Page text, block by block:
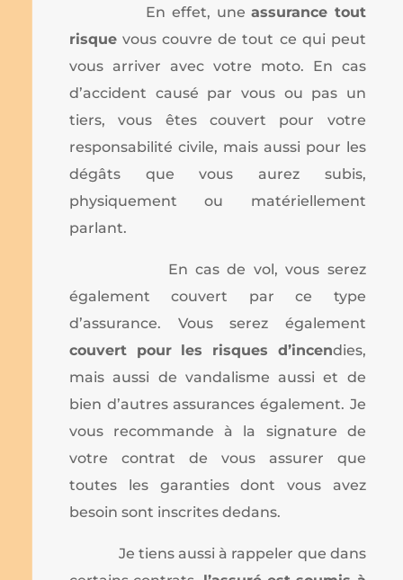
En effet, uneassurance tout
risque vous couvre de tout ce qui peut
vous arriver avec votre moto. En cas
d’accident causé par vous ou pas un
tiers, vous êtes couvert pour votre
responsabilité civile, mais aussi pour les
dégâts que vous aurez subis,
physiquement ou matériellement
parlant.
En cas de vol, vous serez
également couvert par ce type
d’assurance. Vous serez également
couvert pour les risques d’incendies,
mais aussi de vandalisme aussi et de
bien d’autres assurances également. Je
vous recommande à la signature de
votre contrat de vous assurer que
toutes les garanties dont vous avez
besoin sont inscrites dedans.
Je tiens aussi à rappeler que dans